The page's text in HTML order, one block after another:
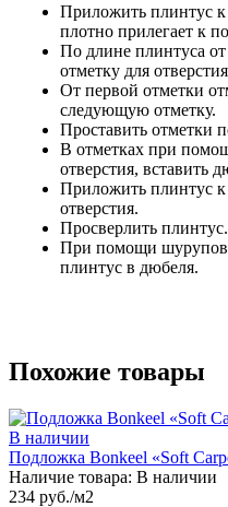
Приложить плинтус к
плотно прилегает к
По длине плинтуса от
отметку для
От первой отметки
следующую отметку.
Проставить отметки
В отметках при
отверстия, вставить
Приложить плинтус к
отверстия.
Просверлить плинтус.
При помощи
плинтус в дюбеля.
Похожие товары
В наличии
Подложка Bonkeel «Soft
Наличие товара: В наличии
234 руб./м2